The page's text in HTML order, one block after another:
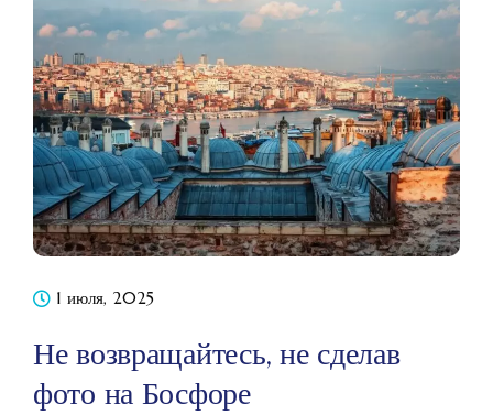
1 июля, 2025
Не возвращайтесь, не сделав
фото на Босфоре